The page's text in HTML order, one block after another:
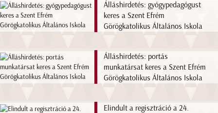
Álláshirdetés: gyógypedagógust
keres a Szent Efrém
Görögkatolikus Általános Iskola
Álláshirdetés: portás
munkatársat keres a Szent Efrém
Görögkatolikus Általános Iskola
Elindult a regisztráció a 24.